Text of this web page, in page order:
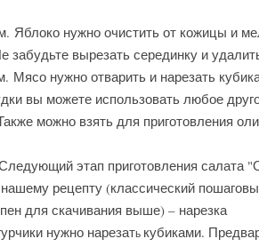
Яблоко нужно очистить от кожицы и
забудьте вырезать серединку и
Мясо нужно отварить и нарезать
вы можете использовать любое
можно взять для приготовления
этап приготовления салата
рецепту (классический
для скачивания выше) – нарезка
нужно нарезать кубиками.